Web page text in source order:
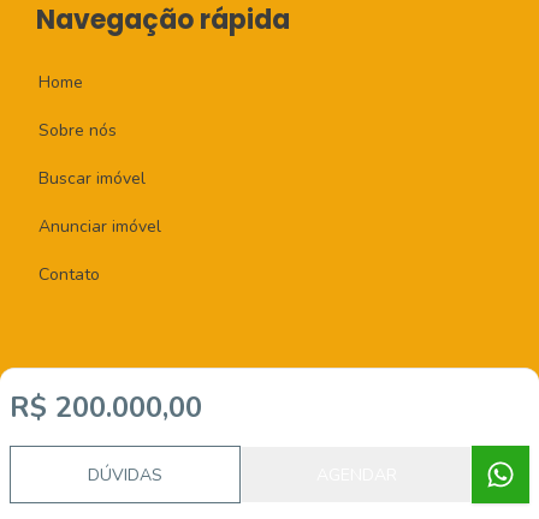
R$ 200.000,00
DÚVIDAS
Navegação rápida
Home
Sobre nós
Buscar imóvel
Anunciar imóvel
Contato
Imobiliária Certificada:
Selo de Tecnologia Loft